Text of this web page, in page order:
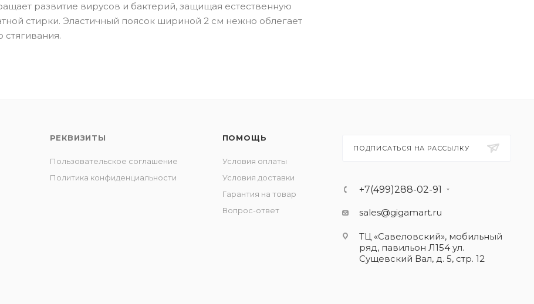
развитие вирусов и бактерий, защищая естественную
стирки. Эластичный поясок шириной 2 см нежно облегает
РЕКВИЗИТЫ
Пользовательское соглашение
Политика конфиденциальности
ПОМОЩЬ
Условия оплаты
Условия доставки
Гарантия на товар
Вопрос-ответ
ПОДПИСАТЬСЯ НА РАССЫЛКУ
+7(499)288-02-91
sales@gigamart.ru
ТЦ «Савеловский», мобильный
ряд, павильон Л154 ул.
Сущевский Вал, д. 5, стр. 12